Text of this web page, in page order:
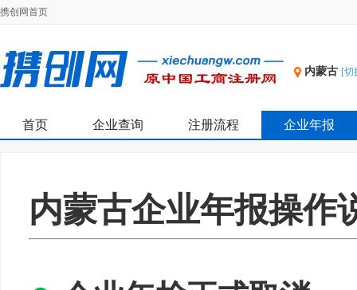
携创网首页
内蒙古 [切
首页 企业查询 注册流程 企业年报
内蒙古企业年报操作